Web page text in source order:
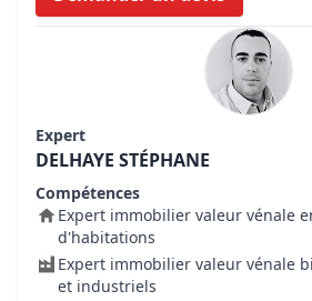
Expert
DELHAYE STÉPHANE
Compétences
Expert immobilier valeur vénale
d'habitations
Expert immobilier valeur vénale
et industriels